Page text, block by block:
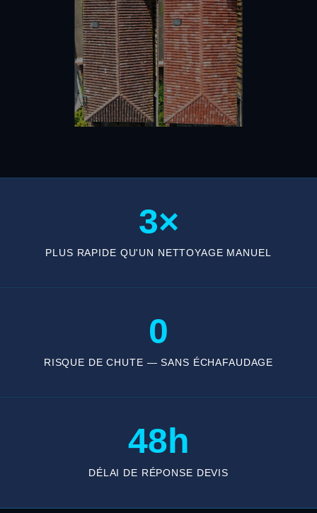
3×
PLUS RAPIDE QU'UN NETTOYAGE MANUEL
0
RISQUE DE CHUTE — SANS ÉCHAFAUDAGE
48h
DÉLAI DE RÉPONSE DEVIS